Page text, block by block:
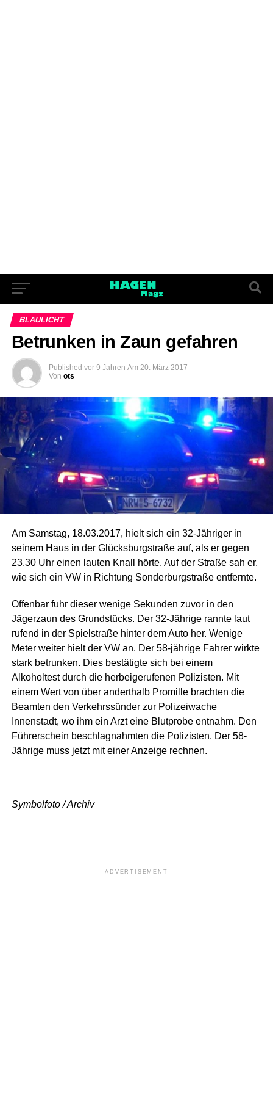
BLAULICHT
Betrunken in Zaun gefahren
Published vor 9 Jahren Am 20. März 2017
Von ots
Am Samstag, 18.03.2017, hielt sich ein 32-Jähriger in
seinem Haus in der Glücksburgstraße auf, als er gegen
23.30 Uhr einen lauten Knall hörte. Auf der Straße sah er,
wie sich ein VW in Richtung Sonderburgstraße entfernte.
Offenbar fuhr dieser wenige Sekunden zuvor in den
Jägerzaun des Grundstücks. Der 32-Jährige rannte laut
rufend in der Spielstraße hinter dem Auto her. Wenige
Meter weiter hielt der VW an. Der 58-jährige Fahrer wirkte
stark betrunken. Dies bestätigte sich bei einem
Alkoholtest durch die herbeigerufenen Polizisten. Mit
einem Wert von über anderthalb Promille brachten die
Beamten den Verkehrssünder zur Polizeiwache
Innenstadt, wo ihm ein Arzt eine Blutprobe entnahm. Den
Führerschein beschlagnahmten die Polizisten. Der 58-
Jährige muss jetzt mit einer Anzeige rechnen.
Symbolfoto / Archiv
ADVERTISEMENT